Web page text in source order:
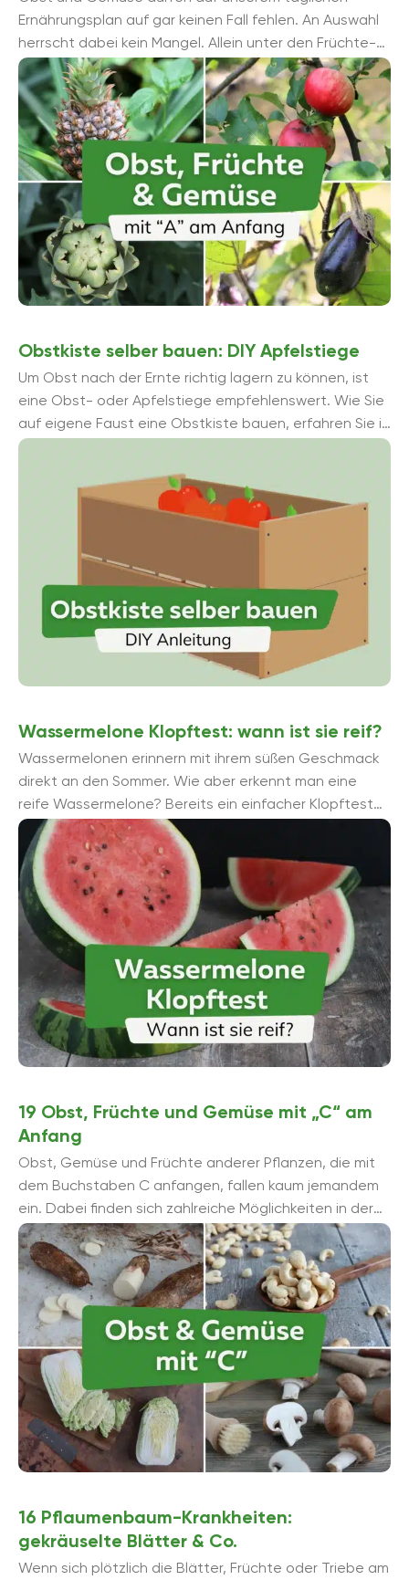
Ernährungsplan auf gar keinen Fall fehlen. An Auswahl
herrscht dabei kein Mangel. Allein unter den Früchte-
und Gemü...
Obstkiste selber bauen: DIY Apfelstiege
Um Obst nach der Ernte richtig lagern zu können, ist
eine Obst- oder Apfelstiege empfehlenswert. Wie Sie
auf eigene Faust eine Obstkiste bauen, erfahren Sie in
diesem Ratgeber.
Wassermelone Klopftest: wann ist sie reif?
Wassermelonen erinnern mit ihrem süßen Geschmack
direkt an den Sommer. Wie aber erkennt man eine
reife Wassermelone? Bereits ein einfacher Klopftest
kann Ihnen verraten, ob die Wassermelone reif ist.
19 Obst, Früchte und Gemüse mit „C“ am
Anfang
Obst, Gemüse und Früchte anderer Pflanzen, die mit
dem Buchstaben C anfangen, fallen kaum jemandem
ein. Dabei finden sich zahlreiche Möglichkeiten in der
großen Auswahl.
16 Pflaumenbaum-Krankheiten:
gekräuselte Blätter & Co.
Wenn sich plötzlich die Blätter, Früchte oder Triebe am